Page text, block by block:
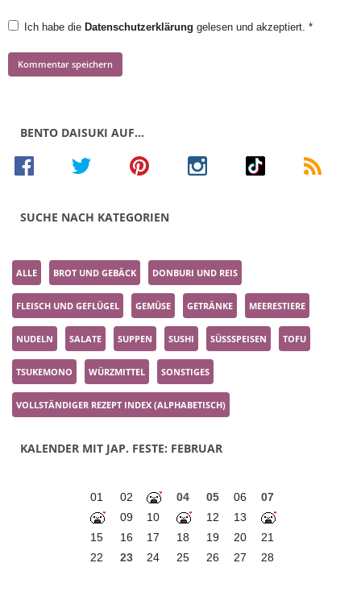
Ich habe die Datenschutzerklärung gelesen und akzeptiert. *
BENTO DAISUKI AUF…
SUCHE NACH KATEGORIEN
ALLE BROT UND GEBÄCK DONBURI UND REIS
FLEISCH UND GEFLÜGEL GEMÜSE GETRÄNKE MEERESTIERE
NUDELN SALATE SUPPEN SUSHI SÜSSSPEISEN TOFU
TSUKEMONO WÜRZMITTEL SONSTIGES
VOLLSTÄNDIGER REZEPT INDEX (ALPHABETISCH)
KALENDER MIT JAP. FESTE: FEBRUAR
01 02 04 05 06
07
09
10 12
13
15
16 17 18 19 20
21
22
23 24 25 26 27 28